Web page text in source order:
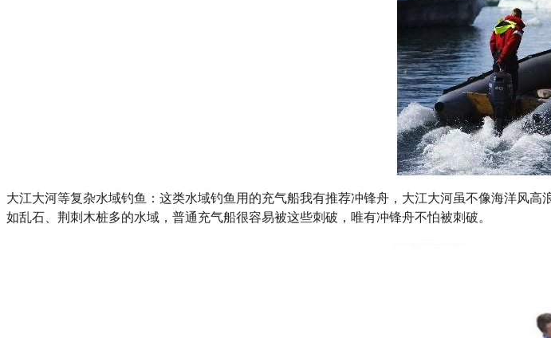
大江大河等复杂水域钓鱼：这类水域钓鱼用的充气船我有推荐冲锋舟，大江大河虽不像海洋风
如乱石、荆刺木桩多的水域，普通充气船很容易被这些刺破，唯有冲锋舟不怕被刺破。